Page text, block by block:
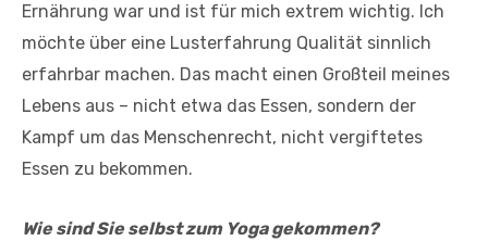
Ernährung war und ist für mich extrem wichtig. Ich
möchte über eine Lusterfahrung Qualität sinnlich
erfahrbar machen. Das macht einen Großteil meines
Lebens aus – nicht etwa das Essen, sondern der
Kampf um das Menschenrecht, nicht vergiftetes
Essen zu bekommen.
Wie sind Sie selbst zum Yoga gekommen?